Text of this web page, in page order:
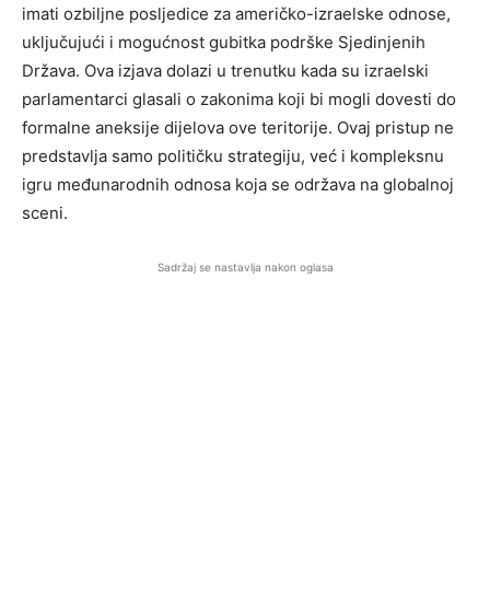
imati ozbiljne posljedice za američko-izraelske odnose,
uključujući i mogućnost gubitka podrške Sjedinjenih
Država. Ova izjava dolazi u trenutku kada su izraelski
parlamentarci glasali o zakonima koji bi mogli dovesti do
formalne aneksije dijelova ove teritorije. Ovaj pristup ne
predstavlja samo političku strategiju, već i kompleksnu
igru međunarodnih odnosa koja se održava na globalnoj
sceni.
Sadržaj se nastavlja nakon oglasa